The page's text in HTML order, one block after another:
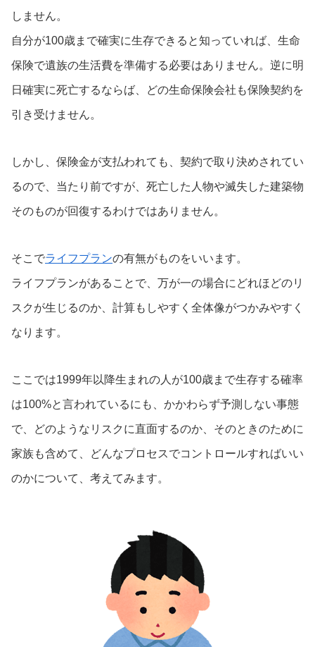
しません。
自分が100歳まで確実に生存できると知っていれば、生命
保険で遺族の生活費を準備する必要はありません。逆に明
日確実に死亡するならば、どの生命保険会社も保険契約を
引き受けません。
しかし、保険金が支払われても、契約で取り決めされてい
るので、当たり前ですが、死亡した人物や滅失した建築物
そのものが回復するわけではありません。
そこでライフプランの有無がものをいいます。
ライフプランがあることで、万が一の場合にどれほどのリ
スクが生じるのか、計算もしやすく全体像がつかみやすく
なります。
ここでは1999年以降生まれの人が100歳まで生存する確率
は100%と言われているにも、かかわらず予測しない事態
で、どのようなリスクに直面するのか、そのときのために
家族も含めて、どんなプロセスでコントロールすればいい
のかについて、考えてみます。